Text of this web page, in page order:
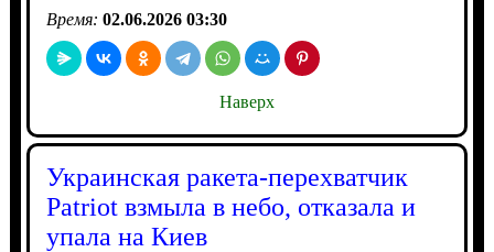
Время: 02.06.2026 03:30
Наверх
Украинская ракета-перехватчик
Patriot взмыла в небо, отказала и
упала на Киев